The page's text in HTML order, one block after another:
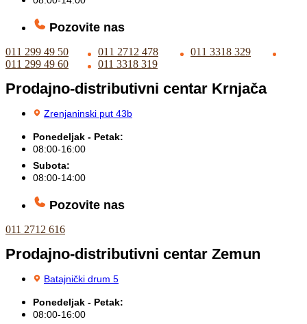
Pozovite nas
011 299 49 50 011 2712 478
011 3318 329
011 299 49 60
011 3318 319
Prodajno-distributivni centar Krnjača
Zrenjaninski put 43b
Ponedeljak - Petak:
08:00-16:00
Subota:
08:00-14:00
Pozovite nas
011 2712 616
Prodajno-distributivni centar Zemun
Batajnički drum 5
Ponedeljak - Petak:
08:00-16:00